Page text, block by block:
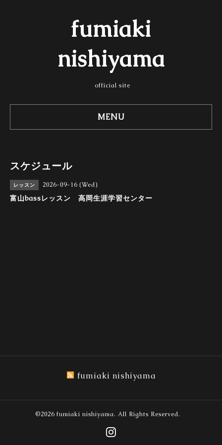
fumiaki
nishiyama
official site
MENU
スケジュール
レッスン 2026-09-16 (Wed)
富山bassレッスン 高岡生涯学習センター
fumiaki nishiyama
©2026 fumiaki nishiyama. All Rights Reserved.